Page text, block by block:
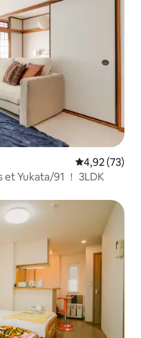
Évaluation
4,92 (73)
Yukata/91 ！ 3LDK